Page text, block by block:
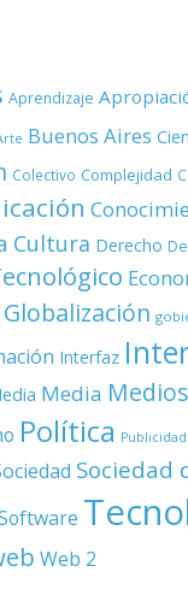
Aprendizaje
Buenos Aires
Colectivo Complejidad
Cultura Derecho
Globalización
Interfaz
Media Medios
Política Publicidad
Sociedad
Web 2